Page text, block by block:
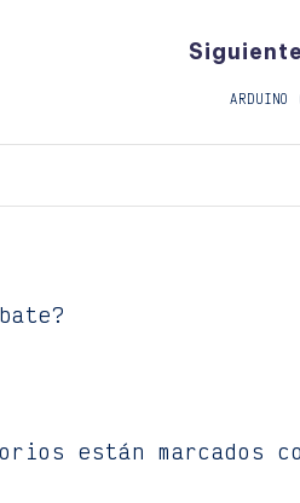
están marcados